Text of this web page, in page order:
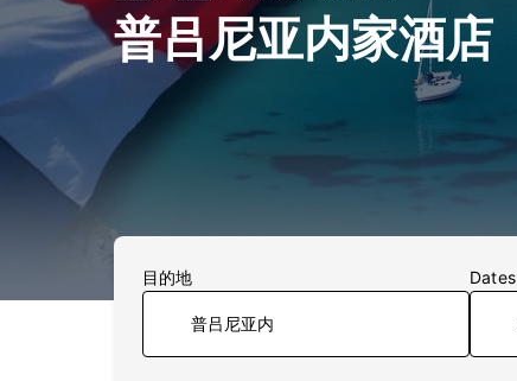
普吕尼亚内家酒店
目的地 Dates